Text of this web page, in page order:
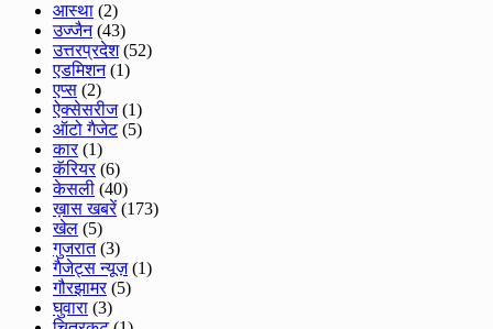
आस्था (2)
उज्जैन(43)
उत्तरप्रदेश(52)
एडमिशन(1)
एप्स (2)
ऐक्सेसरीज(1)
ऑटो गैजेट(5)
कार(1)
कॅरियर(6)
केसली (40)
ख़ास खबरें(173)
खेल (5)
गुजरात(3)
गैजेट्स न्यूज़(1)
गौरझामर(5)
घुवारा (3)